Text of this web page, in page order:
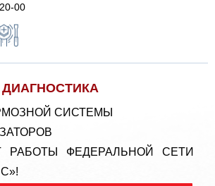
00
СИСТЕМЫ
РАБОТЫ ФЕДЕРАЛЬНОЙ СЕТИ